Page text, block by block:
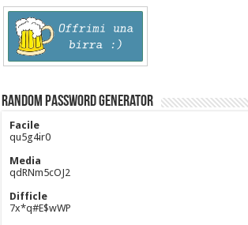
Random Password Generator
Facile
qu5g4ir0
Media
qdRNm5cOJ2
Difficle
7x*q#E$wWP